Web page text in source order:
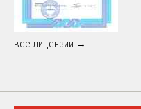
все лицензии →